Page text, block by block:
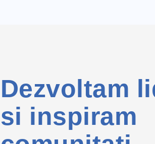
Dezvoltam
si inspiram